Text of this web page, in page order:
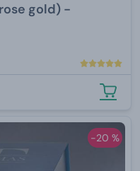
gold) -
-20 %